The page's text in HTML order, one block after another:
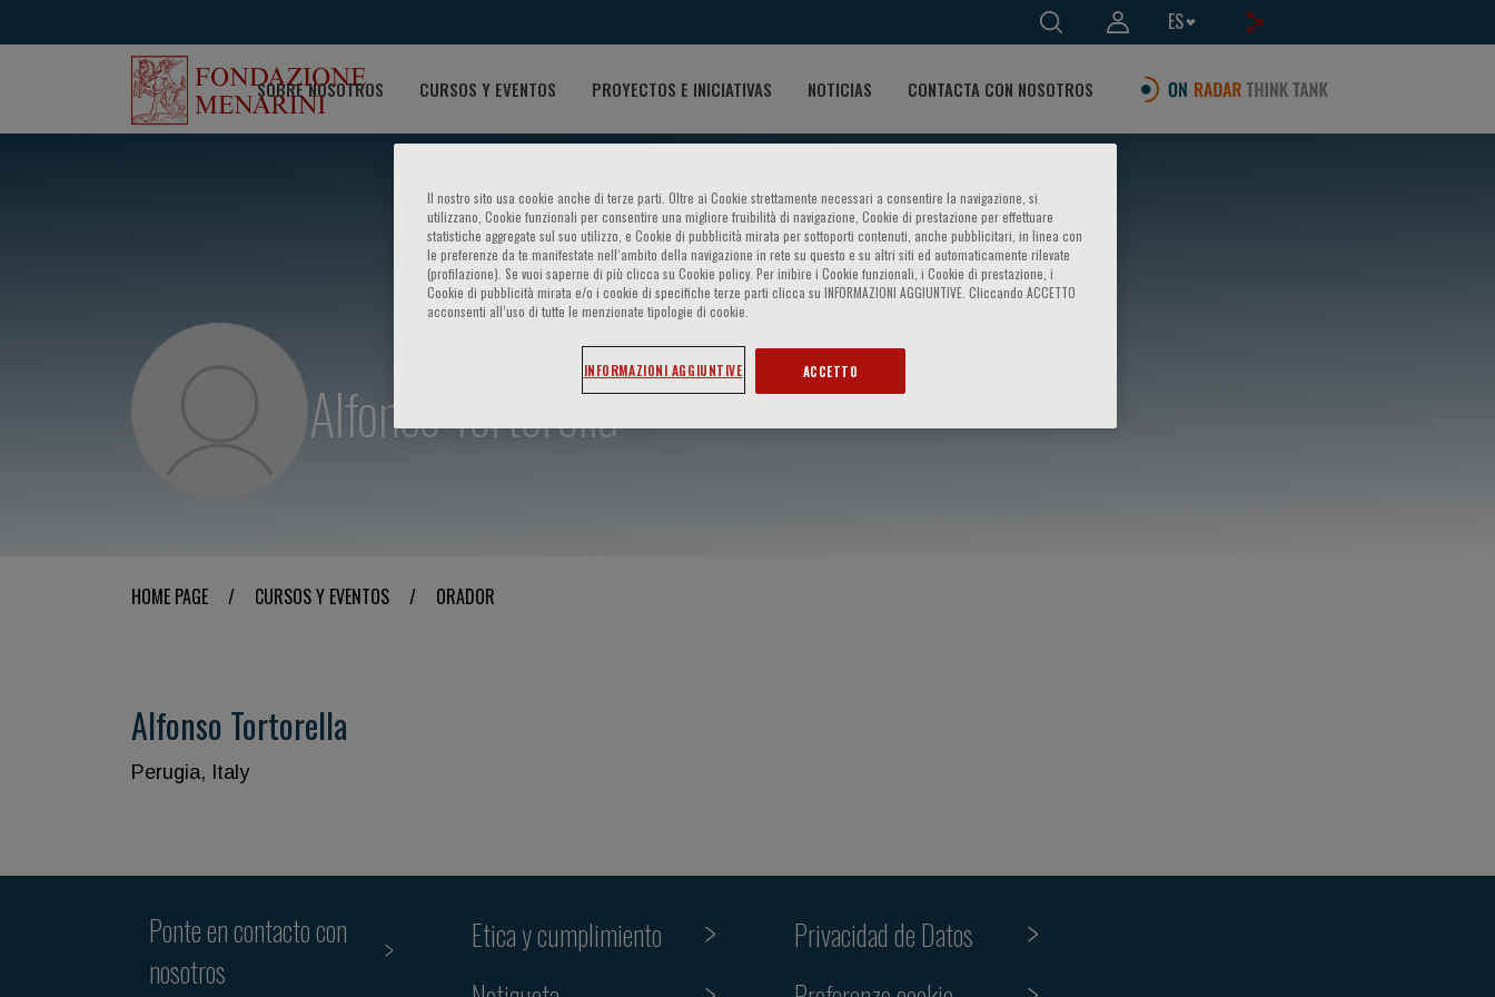
ES
SOBRE NOSOTROS CURSOS Y EVENTOS PROYECTOS E INICIATIVAS NOTICIAS CONTACTA CON NOSOTROS
Alfonso Tortorella
HOME PAGE / CURSOS Y EVENTOS / ORADOR
Alfonso Tortorella
Perugia, Italy
Ponte en contacto con
nosotros
Etica y cumplimiento
Privacidad de Datos
Il nostro sito usa cookie anche di terze parti. Oltre ai Cookie strettamente necessari a consentire la navigazione, si
utilizzano, Cookie funzionali per consentire una migliore fruibilità di navigazione, Cookie di prestazione per effettuare
statistiche aggregate sul suo utilizzo, e Cookie di pubblicità mirata per sottoporti contenuti, anche pubblicitari, in linea con
le preferenze da te manifestate nell‘ambito della navigazione in rete su questo e su altri siti ed automaticamente rilevate
(profilazione). Se vuoi saperne di più clicca su Cookie policy. Per inibire i Cookie funzionali, i Cookie di prestazione, i
Cookie di pubblicità mirata e/o i cookie di specifiche terze parti clicca su INFORMAZIONI AGGIUNTIVE. Cliccando ACCETTO
acconsenti all’uso di tutte le menzionate tipologie di cookie.
INFORMAZIONI AGGIUNTIVE ACCETTO